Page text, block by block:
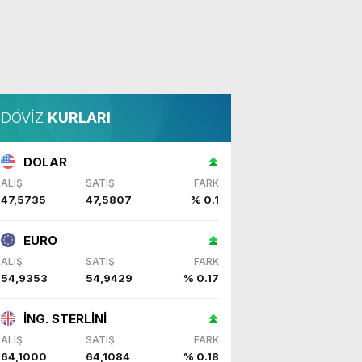
DÖVİZ KURLARI
DOLAR
ALIŞ SATIŞ FARK
47,5735 47,5807 % 0.1
EURO
ALIŞ SATIŞ FARK
54,9353 54,9429 % 0.17
İNG. STERLİNİ
ALIŞ SATIŞ FARK
64,1000 64,1084 % 0.18